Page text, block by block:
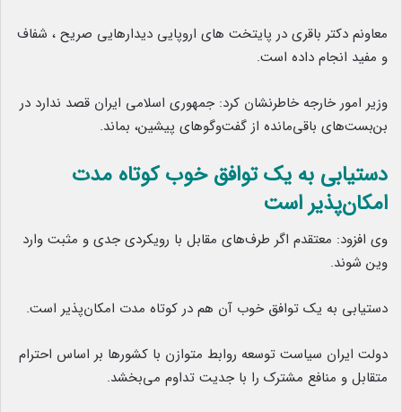
معاونم دکتر باقری در پایتخت های اروپایی دیدارهایی صریح ، شفاف
و مفید انجام داده است.
وزیر امور خارجه خاطرنشان کرد: جمهوری اسلامی ایران قصد ندارد در
بن‌بست‌های باقی‌مانده از گفت‌وگوهای پیشین، بماند.
دستیابی به یک توافق خوب کوتاه مدت
امکان‌پذیر است
وی افزود: معتقدم اگر طرف‌های مقابل با رویکردی جدی و مثبت وارد
وین شوند.
دستیابی به یک توافق خوب آن هم در کوتاه مدت امکان‌پذیر است.
دولت ایران سیاست توسعه روابط متوازن با کشورها بر اساس احترام
متقابل و منافع مشترک را با جدیت تداوم می‌بخشد.